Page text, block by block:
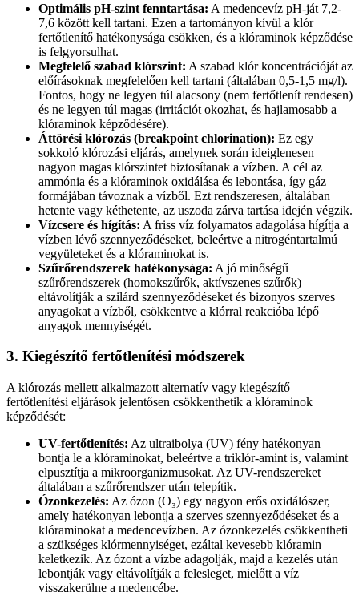
Optimális pH-szint fenntartása: A medencevíz pH-ját 7,2-
7,6 között kell tartani. Ezen a tartományon kívül a klór
fertőtlenítő hatékonysága csökken, és a klóraminok képződése
is felgyorsulhat.
Megfelelő szabad klórszint: A szabad klór koncentrációját az
előírásoknak megfelelően kell tartani (általában 0,5-1,5 mg/l).
Fontos, hogy ne legyen túl alacsony (nem fertőtlenít rendesen)
és ne legyen túl magas (irritációt okozhat, és hajlamosabb a
klóraminok képződésére).
Áttörési klórozás (breakpoint chlorination): Ez egy
sokkoló klórozási eljárás, amelynek során ideiglenesen
nagyon magas klórszintet biztosítanak a vízben. A cél az
ammónia és a klóraminok oxidálása és lebontása, így gáz
formájában távoznak a vízből. Ezt rendszeresen, általában
hetente vagy kéthetente, az uszoda zárva tartása idején végzik.
Vízcsere és hígítás: A friss víz folyamatos adagolása hígítja a
vízben lévő szennyeződéseket, beleértve a nitrogéntartalmú
vegyületeket és a klóraminokat is.
Szűrőrendszerek hatékonysága: A jó minőségű
szűrőrendszerek (homokszűrők, aktívszenes szűrők)
eltávolítják a szilárd szennyeződéseket és bizonyos szerves
anyagokat a vízből, csökkentve a klórral reakcióba lépő
anyagok mennyiségét.
3. Kiegészítő fertőtlenítési módszerek
A klórozás mellett alkalmazott alternatív vagy kiegészítő
fertőtlenítési eljárások jelentősen csökkenthetik a klóraminok
képződését:
UV-fertőtlenítés: Az ultraibolya (UV) fény hatékonyan
bontja le a klóraminokat, beleértve a triklór-amint is, valamint
elpusztítja a mikroorganizmusokat. Az UV-rendszereket
általában a szűrőrendszer után telepítik.
Ózonkezelés: Az ózon (O₃) egy nagyon erős oxidálószer,
amely hatékonyan lebontja a szerves szennyeződéseket és a
klóraminokat a medencevízben. Az ózonkezelés csökkentheti
a szükséges klórmennyiséget, ezáltal kevesebb klóramin
keletkezik. Az ózont a vízbe adagolják, majd a kezelés után
lebontják vagy eltávolítják a felesleget, mielőtt a víz
visszakerülne a medencébe.